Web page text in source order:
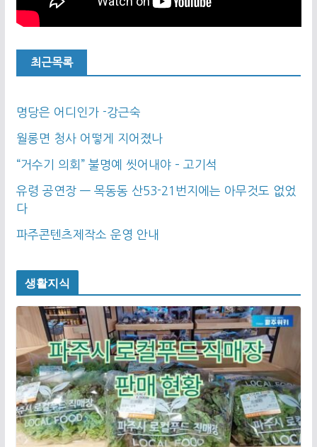
최근목록
명당은 어디인가 -강근숙
월롱면 청사 어떻게 지어졌나
“거수기 의회” 불명예 씻어내야 – 고기석
유령 공연장 — 목동동 산53-21번지에는 아무것도 없었
다
파주콘텐츠제작소 운영 안내
생활지식